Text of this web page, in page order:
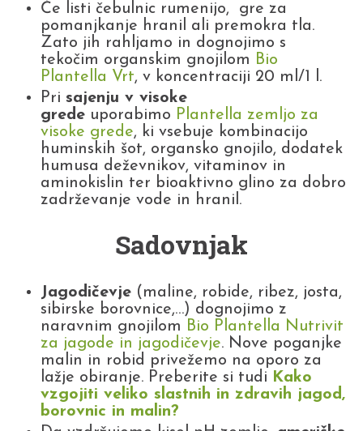
Če listi čebulnic rumenijo, gre za
pomanjkanje hranil ali premokra tla.
Zato jih rahljamo in dognojimo s
tekočim organskim gnojilom Bio
Plantella Vrt, v koncentraciji 20 ml/1 l.
Pri sajenju v visoke
grede uporabimo Plantella zemljo za
visoke grede, ki vsebuje kombinacijo
huminskih šot, organsko gnojilo, dodatek
humusa deževnikov, vitaminov in
aminokislin ter bioaktivno glino za dobro
zadrževanje vode in hranil.
Sadovnjak
Jagodičevje (maline, robide, ribez, josta,
sibirske borovnice,…) dognojimo z
naravnim gnojilom Bio Plantella Nutrivit
za jagode in jagodičevje. Nove poganjke
malin in robid privežemo na oporo za
lažje obiranje. Preberite si tudi Kako
vzgojiti veliko slastnih in zdravih jagod,
borovnic in malin?